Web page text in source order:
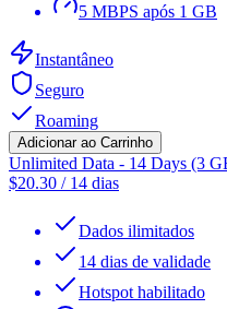
5 MBPS após 1 GB
Instantâneo
Seguro
Roaming
Adicionar ao Carrinho
Unlimited Data - 14 Days (3
$20.30 / 14 dias
Dados ilimitados
14 dias de validade
Hotspot habilitado